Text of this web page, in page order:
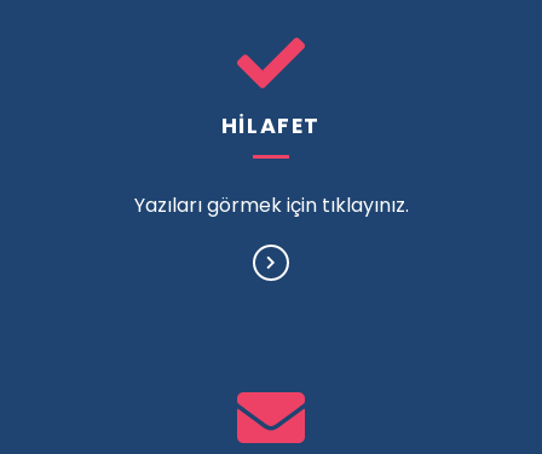
HİLAFET
Yazıları görmek için tıklayınız.